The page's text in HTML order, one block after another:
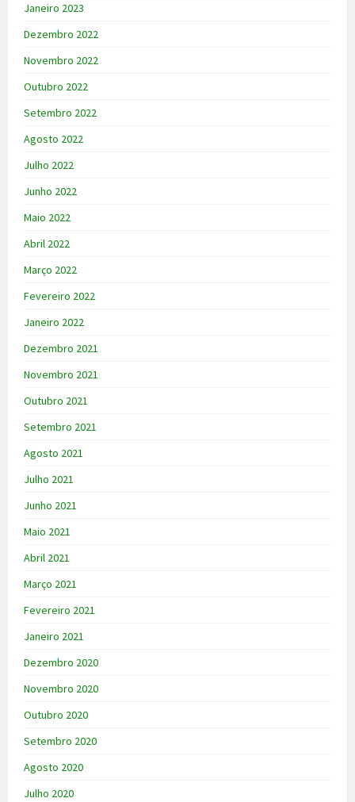
Janeiro 2023
Dezembro 2022
Novembro 2022
Outubro 2022
Setembro 2022
Agosto 2022
Julho 2022
Junho 2022
Maio 2022
Abril 2022
Março 2022
Fevereiro 2022
Janeiro 2022
Dezembro 2021
Novembro 2021
Outubro 2021
Setembro 2021
Agosto 2021
Julho 2021
Junho 2021
Maio 2021
Abril 2021
Março 2021
Fevereiro 2021
Janeiro 2021
Dezembro 2020
Novembro 2020
Outubro 2020
Setembro 2020
Agosto 2020
Julho 2020